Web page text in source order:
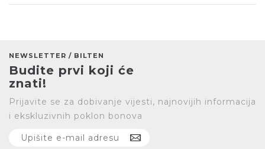
NEWSLETTER / BILTEN
Budite prvi koji će
znati!
Prijavite se za dobivanje vijesti, najnovijih informacija
i ekskluzivnih poklon bonova